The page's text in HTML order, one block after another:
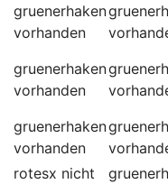
gruenerhaken
vorhanden
gruenerhaken
vorhanden
gruenerhaken
vorhanden
rotesx nicht